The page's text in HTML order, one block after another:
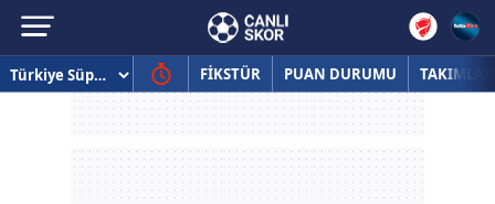
FİKSTÜR PUAN DURUMU TAKIMLAR